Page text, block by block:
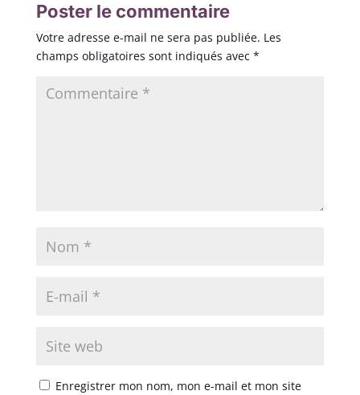
Poster le commentaire
Votre adresse e-mail ne sera pas publiée. Les
champs obligatoires sont indiqués avec *
Enregistrer mon nom, mon e-mail et mon site